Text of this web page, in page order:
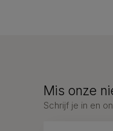
Mis onze
Schrijf je in en